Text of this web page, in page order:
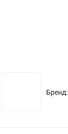
Бренд: